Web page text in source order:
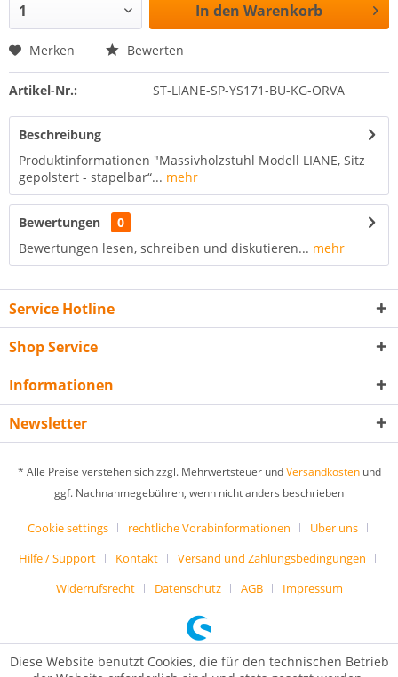
In den Warenkorb
Merken Bewerten
Artikel-Nr.: ST-LIANE-SP-YS171-BU-KG-ORVA
Beschreibung
Produktinformationen "Massivholzstuhl Modell LIANE, Sitz
gepolstert - stapelbar“... mehr
Bewertungen
0
Bewertungen lesen, schreiben und diskutieren... mehr
Service Hotline
Shop Service
Informationen
Newsletter
* Alle Preise verstehen sich zzgl. Mehrwertsteuer undVersandkostenund
ggf. Nachnahmegebühren, wenn nicht anders beschrieben
Cookie settings rechtliche Vorabinformationen
Über uns
Hilfe / Support
Kontakt
Versand und Zahlungsbedingungen
Widerrufsrecht
Datenschutz AGB Impressum
Diese Website benutzt Cookies, die für den technischen Betrieb